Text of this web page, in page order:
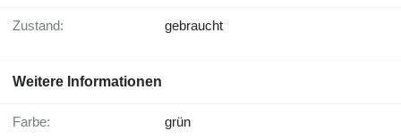
Zustand: gebraucht
Weitere Informationen
Farbe: grün